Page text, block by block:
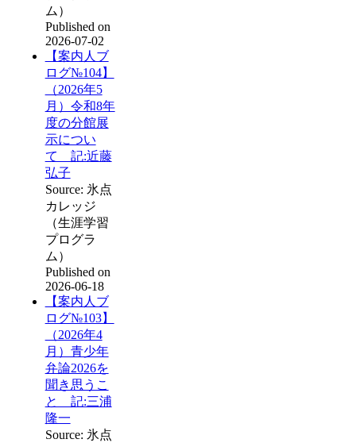
ム）
Published on
2026-07-02
【案内人ブ
ログ№104】
（2026年5
月）令和8年
度の分館展
示につい
て 記:近藤
弘子
Source: 氷点
カレッジ
（生涯学習
プログラ
ム）
Published on
2026-06-18
【案内人ブ
ログ№103】
（2026年4
月）青少年
弁論2026を
聞き思うこ
と 記:三浦
隆一
Source: 氷点